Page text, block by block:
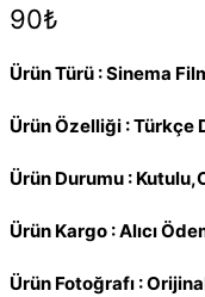
90₺
Ürün Türü : Sinema
Ürün Özelliği : Türkçe
Ürün Durumu :
Ürün Kargo : Alıcı
Ürün Fotoğrafı :